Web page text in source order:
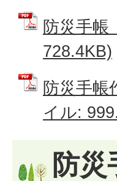
防災手帳
728.4KB)
防災手帳
イル:
防